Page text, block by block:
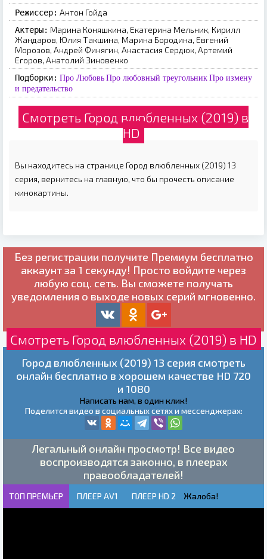
Режиссер: Антон Гойда
Актеры: Марина Коняшкина, Екатерина Мельник, Кирилл
Жандаров, Юлия Такшина, Марина Бородина, Евгений
Морозов, Андрей Финягин, Анастасия Сердюк, Артемий
Егоров, Анатолий Зиновенко
Подборки: Про Любовь Про любовный треугольник Про измену
и предательство
Смотреть Город влюбленных (2019) в
HD
Вы находитесь на странице Город влюбленных (2019) 13
серия, вернитесь на главную, что бы прочесть описание
кинокартины.
Без регистрации получите Премиум бесплатно
аккаунт за 1 секунду! Просто войдите через
любую соц. сеть. Вы сможете получать
уведомления о выходе новых серий мгновенно.
Смотреть Город влюбленных (2019) в HD
Город влюбленных (2019) 13 серия смотреть
онлайн бесплатно в хорошем качестве HD 720
и 1080
Написать нам, в один клик!
Поделится видео в социальных сетях и мессенджерах:
Легальный онлайн просмотр! Все видео
воспроизводятся законно, в плеерах
правообладателей!
ТОП ПРЕМЬЕР ПЛЕЕР AV1 ПЛЕЕР HD 2 Жалоба!